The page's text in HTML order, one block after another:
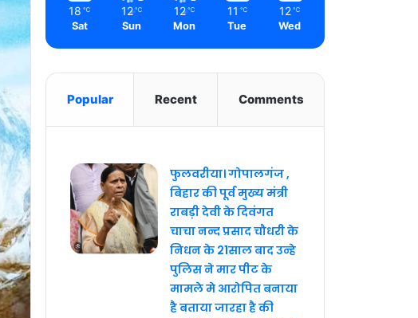
18 ℃
Sat
12 ℃
Sun
12 ℃
Mon
11 ℃
Tue
12 ℃
Wed
Popular Recent Comments
फुलवरीया। गोपालगंज ,
बिहार की पूर्व मुख्य मंत्री
राबड़ी देवी के दिवंगत
चाचा नन्द प्रसाद चौधरी के
निधन के 21साल बाद उन्हे
पुलिस ने मार पीट के
मामले मे आरोपित बनाया
है बताया जारहा है की